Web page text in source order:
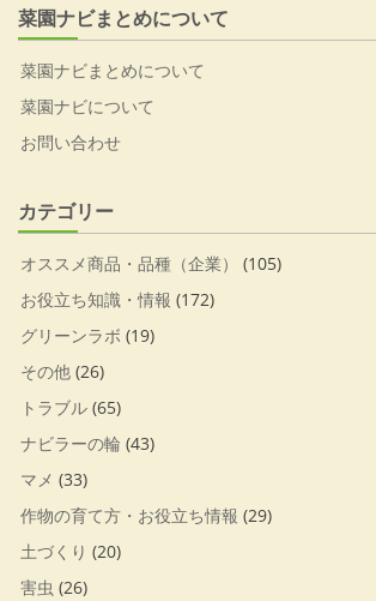
菜園ナビまとめについて
菜園ナビまとめについて
菜園ナビについて
お問い合わせ
カテゴリー
オススメ商品・品種（企業）
(105)
お役立ち知識・情報 (172)
グリーンラボ (19)
その他 (26)
トラブル (65)
ナビラーの輪 (43)
マメ (33)
作物の育て方・お役立ち情報 (29)
土づくり (20)
害虫 (26)